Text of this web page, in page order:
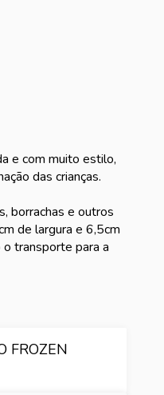
e com muito estilo,
das crianças.
borrachas e outros
de largura e 6,5cm
transporte para a
FROZEN